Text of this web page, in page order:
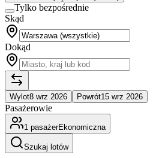
Tylko bezpośrednie
Skąd
Dokąd
Wylot8 wrz 2026 Powrót15 wrz 2026
Pasażerowie
1 pasażerEkonomiczna
Szukaj lotów